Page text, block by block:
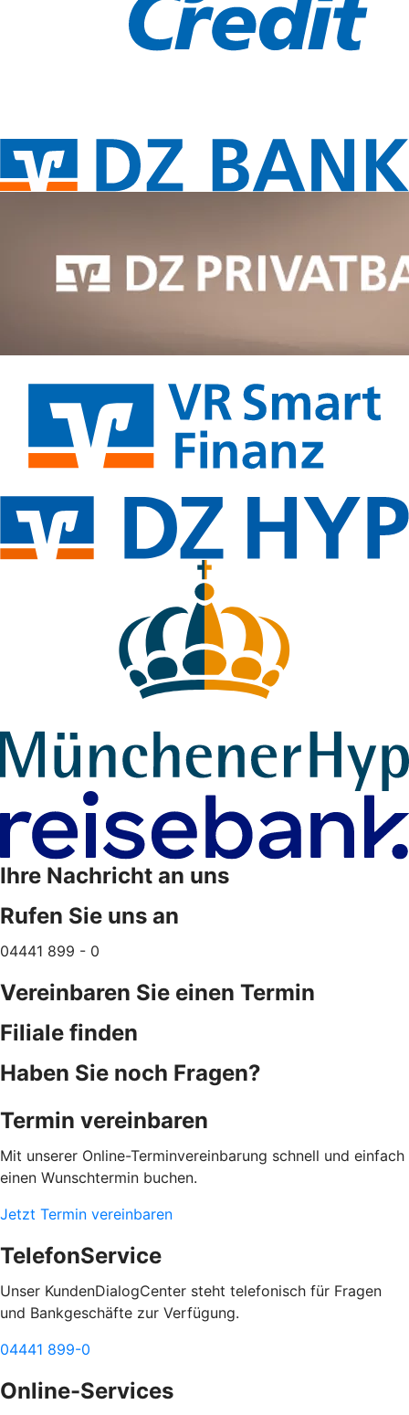
Ihre Nachricht an uns
Rufen Sie uns an
04441 899 - 0
Vereinbaren Sie einen Termin
Filiale finden
Haben Sie noch Fragen?
Termin vereinbaren
Mit unserer Online-Terminvereinbarung schnell und einfach
einen Wunschtermin buchen.
Jetzt Termin vereinbaren
TelefonService
Unser KundenDialogCenter steht telefonisch für Fragen
und Bankgeschäfte zur Verfügung.
04441 899-0
Online-Services